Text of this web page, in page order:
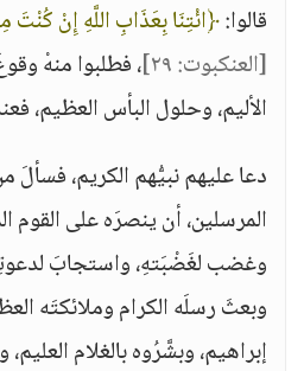
قالوا:﴿ائْتِنَا بِعَذَابِ اللَّهِ إِنْ
[العنكبوت: ٢٩]
، فطلبوا منهْ
الأليم، وحلول البأس العظيم،
دعا عليهم نبيُّهم الكريم، فسألَ
المرسلين، أن ينصرَه على القوم
وغضب لغَضْبَتهِ، واستجابَ
وبعثَ رسلَه الكرام وملائكتَه
إبراهيم، وبشَّرُوه بالغلام